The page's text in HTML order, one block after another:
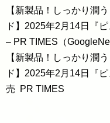
【新製品！しっかり潤
ド】2025年2月14日『
– PR TIMES（
【新製品！しっかり潤
ド】2025年2月14日『
売 PR TIMES